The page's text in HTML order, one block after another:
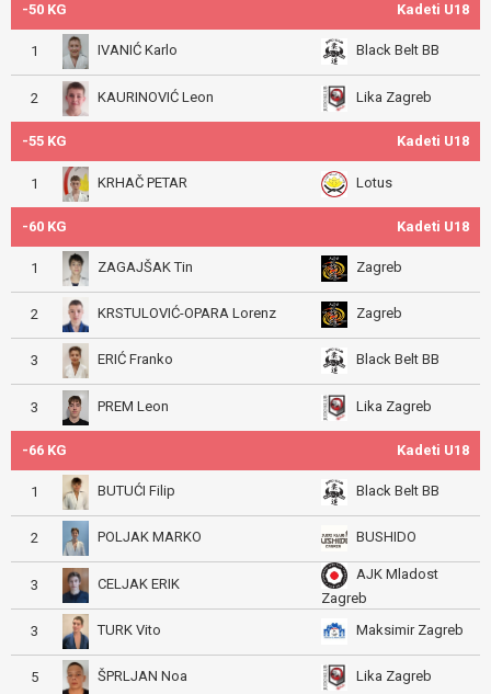
-50 KG Kadeti U18
1 IVANIĆ Karlo Black Belt BB
2 KAURINOVIĆ Leon Lika Zagreb
-55 KG Kadeti U18
1 KRHAČ PETAR Lotus
-60 KG Kadeti U18
1 ZAGAJŠAK Tin Zagreb
2 KRSTULOVIĆ-OPARA Lorenz Zagreb
3 ERIĆ Franko Black Belt BB
3 PREM Leon Lika Zagreb
-66 KG Kadeti U18
1 BUTUĆI Filip Black Belt BB
2 POLJAK MARKO BUSHIDO
3 CELJAK ERIK
AJK Mladost
Zagreb
3
TURK Vito Maksimir Zagreb
5 ŠPRLJAN Noa Lika Zagreb